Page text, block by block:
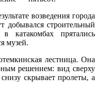
возведения города
добывался строительный
прятались
музей.
лестница. Она
решением: вид сверху
скрывает пролеты, а